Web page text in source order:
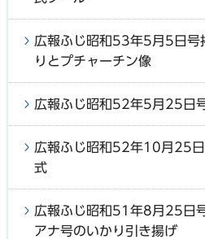
広報ふじ昭和53年5月5日
りとプチャーチン像
広報ふじ昭和52年5月25日
広報ふじ昭和52年10月25
式
広報ふじ昭和51年8月25日
アナ号のいかり引き揚げ